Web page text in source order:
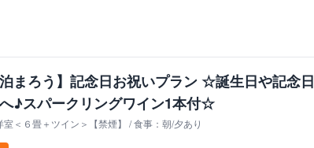
泊まろう】記念日お祝いプラン ☆誕生日や記念日
♪スパークリングワイン1本付☆
室＜６畳＋ツイン＞【禁煙】 / 食事：朝/夕あり